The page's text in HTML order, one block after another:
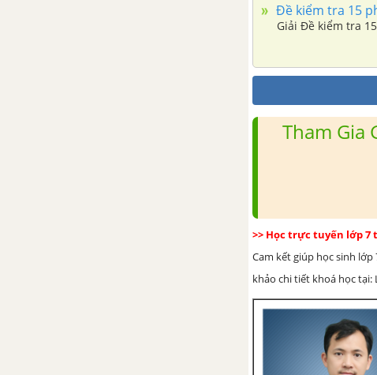
Đề kiểm tra 15
Giải Đề kiểm tra
Tham Gia
>> Học trực tuyến lớp 7
Cam kết giúp học sinh
khảo chi tiết khoá học tại: